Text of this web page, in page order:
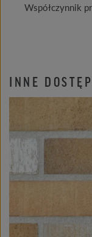
Współczynnik
INNE